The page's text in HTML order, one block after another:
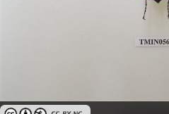
創用CC姓名標示-非商業